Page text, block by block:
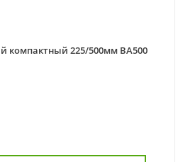
компактный 225/500мм BA500